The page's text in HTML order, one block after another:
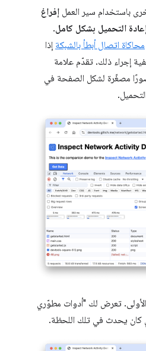
باستخدام سير العمل إفراغ
التحميل بشكل كامل.
محاكاة اتصال أبطأ بالشبكة إذا
إجراء ذلك. تقدّم علامة
مصغّرة لشكل الصفحة في
الأولى. تعرض لك "أدوات مطوّري
كان يحدث في تلك اللحظة.